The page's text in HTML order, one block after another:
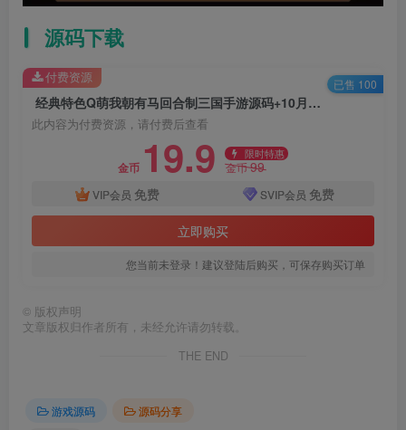
源码下载
经典特色Q萌我朝有马回合制三国手游源码+10月全新优化整理版+Linux服务端+GM管理后台+安卓端
此内容为付费资源，请付费后查看
金币 19.9 限时特惠
金币99
VIP会员 免费 SVIP会员 免费
立即购买
您当前未登录！建议登陆后购买，可保存购买订单
付费资源 已售 100
© 版权声明
文章版权归作者所有，未经允许请勿转载。
THE END
游戏源码
源码分享